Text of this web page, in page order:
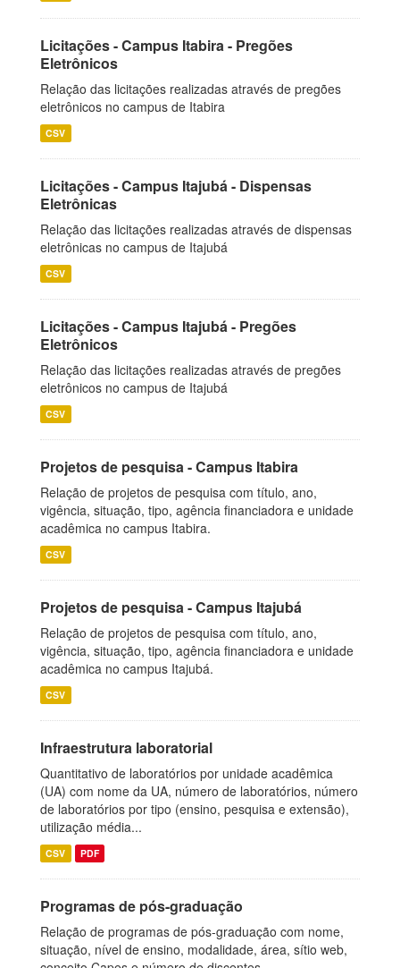
Licitações - Campus Itabira - Pregões
Eletrônicos
Relação das licitações realizadas através de pregões
eletrônicos no campus de Itabira
CSV
Licitações - Campus Itajubá - Dispensas
Eletrônicas
Relação das licitações realizadas através de dispensas
eletrônicas no campus de Itajubá
CSV
Licitações - Campus Itajubá - Pregões
Eletrônicos
Relação das licitações realizadas através de pregões
eletrônicos no campus de Itajubá
CSV
Projetos de pesquisa - Campus Itabira
Relação de projetos de pesquisa com título, ano,
vigência, situação, tipo, agência financiadora e unidade
acadêmica no campus Itabira.
CSV
Projetos de pesquisa - Campus Itajubá
Relação de projetos de pesquisa com título, ano,
vigência, situação, tipo, agência financiadora e unidade
acadêmica no campus Itajubá.
CSV
Infraestrutura laboratorial
Quantitativo de laboratórios por unidade acadêmica
(UA) com nome da UA, número de laboratórios, número
de laboratórios por tipo (ensino, pesquisa e extensão),
utilização média...
CSV PDF
Programas de pós-graduação
Relação de programas de pós-graduação com nome,
situação, nível de ensino, modalidade, área, sítio web,